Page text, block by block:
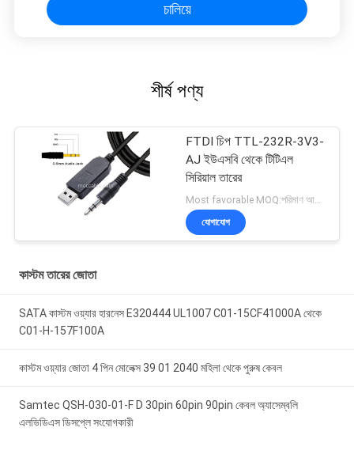
চালিয়ে
শীর্ষ পণ্য
FTDI চিপ TTL-232R-3V3-
AJ ইউএসবি থেকে টিটিএল
সিরিয়াল তারের
Most favorable MOQ:পরিমাণ আলোচনাযোগ্য হতে পারে ((শুধুমাত্র কোম্পানি, ব্যক্তিগত ব্যবহারের পরিবর্তে)
যোগাযোগ
কাস্টম তারের জোতা
SATA কাস্টম ওয়্যার হারনেস E320444 UL1007 C01-15CF41000A থেকে
C01-H-157F100A
কাস্টম ওয়্যার জোতা 4 পিন মোলেক্স 39 01 2040 মহিলা থেকে পুরুষ কেবল
Samtec QSH-030-01-F D 30pin 60pin 90pin কেবল অ্যাসেম্বলি
এলভিডিএস ডিসপ্লে সংযোগকারী